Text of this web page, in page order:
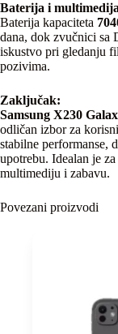
Baterija i
Baterija kapaciteta
dana, dok zvučnici sa
iskustvo pri gledanju
pozivima.
Zaključak:
Samsung X230
odličan izbor za
stabilne performanse,
upotrebu. Idealan je
multimediju i zabavu.
Povezani proizvodi